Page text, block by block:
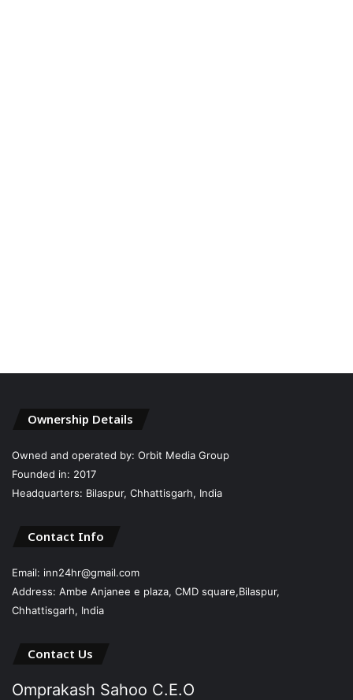
Ownership Details
Owned and operated by: Orbit Media Group
Founded in: 2017
Headquarters: Bilaspur, Chhattisgarh, India
Contact Info
Email: inn24hr@gmail.com
Address: Ambe Anjanee e plaza, CMD square,Bilaspur,
Chhattisgarh, India
Contact Us
Omprakash Sahoo C.E.O